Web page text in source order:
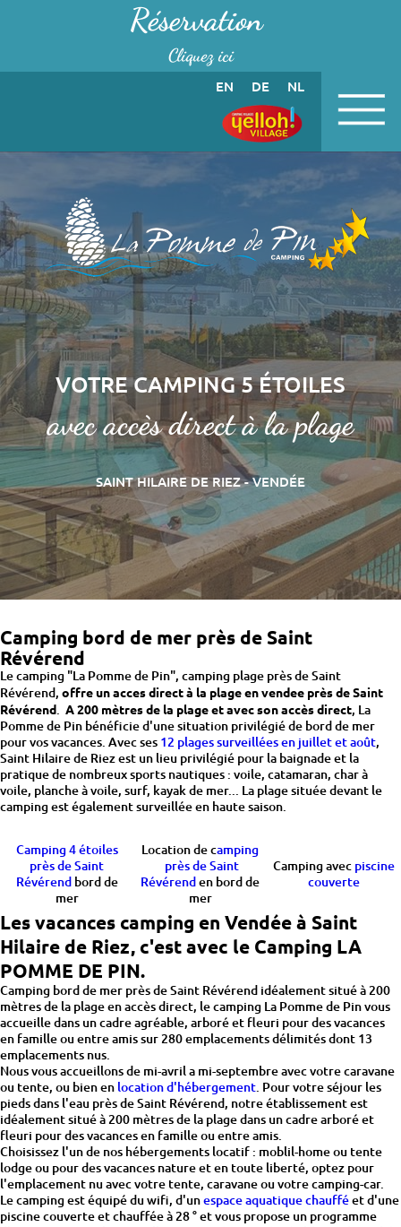
Panneau de gestion des cookiesRéservation
Cliquez ici
EN DE NL
VOTRE CAMPING 5 ÉTOILES
avec accès direct à la plage
SAINT HILAIRE DE RIEZ - VENDÉE
Camping bord de mer près de Saint
Révérend
Le camping "La Pomme de Pin", camping plage près de Saint
Révérend, offre un acces direct à la plage en vendee près de Saint
Révérend. A 200 mètres de la plage et avec son accès direct, La
Pomme de Pin bénéficie d'une situation privilégié de bord de mer
pour vos vacances. Avec ses 12 plages surveillées en juillet et août,
Saint Hilaire de Riez est un lieu privilégié pour la baignade et la
pratique de nombreux sports nautiques : voile, catamaran, char à
voile, planche à voile, surf, kayak de mer... La plage située devant le
camping est également surveillée en haute saison.
Camping 4 étoiles
près de Saint
Révérendbord de
mer
Location de camping
près de Saint
Révérenden bord de
mer
Camping avec piscine
couverte
Les vacances camping en Vendée à Saint
Hilaire de Riez, c'est avec le Camping LA
POMME DE PIN.
Camping bord de mer près de Saint Révérend idéalement situé à 200
mètres de la plage en accès direct, le camping La Pomme de Pin vous
accueille dans un cadre agréable, arboré et fleuri pour des vacances
en famille ou entre amis sur 280 emplacements délimités dont 13
emplacements nus.
Nous vous accueillons de mi-avril a mi-septembre avec votre caravane
ou tente, ou bien en location d'hébergement. Pour votre séjour les
pieds dans l'eau près de Saint Révérend, notre établissement est
idéalement situé à 200 mètres de la plage dans un cadre arboré et
fleuri pour des vacances en famille ou entre amis.
Choisissez l'un de nos hébergements locatif : moblil-home ou tente
lodge ou pour des vacances nature et en toute liberté, optez pour
l'emplacement nu avec votre tente, caravane ou votre camping-car.
Le camping est équipé du wifi, d'unespace aquatique chaufféet d'une
piscine couverte et chauffée à 28 ° et vous propose un programme